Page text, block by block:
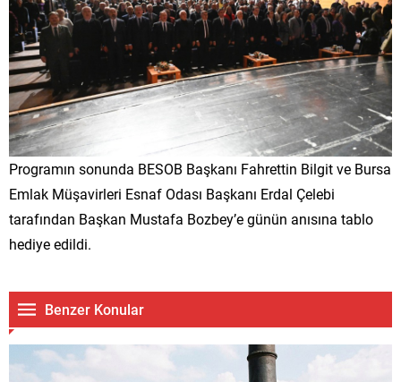
Programın sonunda BESOB Başkanı Fahrettin Bilgit ve Bursa
Emlak Müşavirleri Esnaf Odası Başkanı Erdal Çelebi
tarafından Başkan Mustafa Bozbey’e günün anısına tablo
hediye edildi.
Benzer Konular